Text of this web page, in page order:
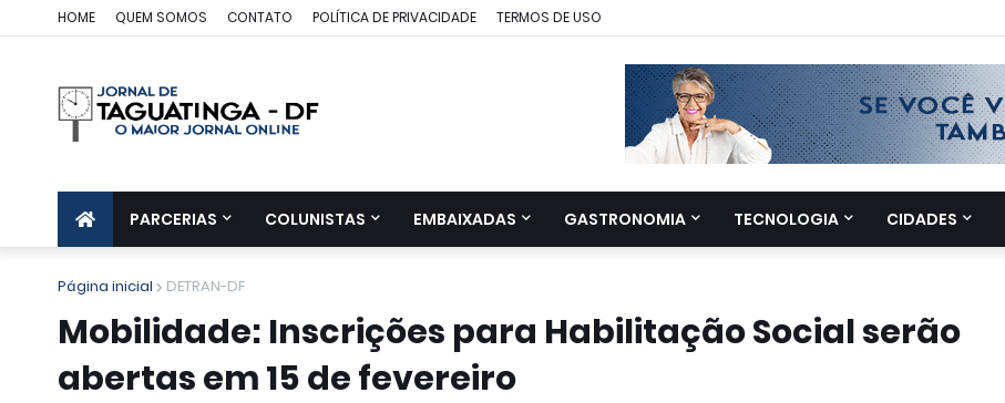
HOME QUEM SOMOS CONTATO POLÍTICA DE PRIVACIDADE TERMOS DE USO
PARCERIAS COLUNISTAS EMBAIXADAS GASTRONOMIA TECNOLOGIA CIDADES
Página inicial DETRAN-DF
Mobilidade: Inscrições para Habilitação Social serão
abertas em 15 de fevereiro